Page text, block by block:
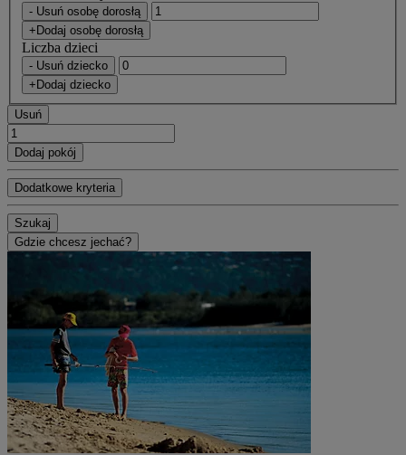
- Usuń osobę dorosłą
+Dodaj osobę dorosłą
Liczba dzieci
- Usuń dziecko
+Dodaj dziecko
Usuń
Dodaj pokój
Dodatkowe kryteria
Szukaj
Gdzie chcesz jechać?